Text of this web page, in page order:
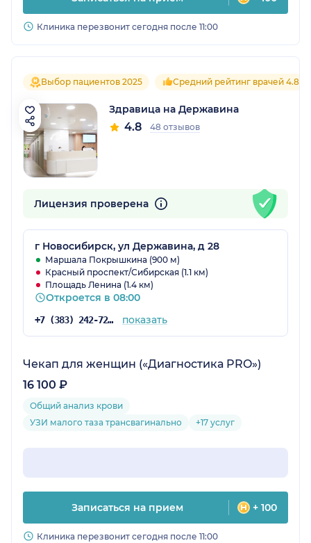
Клиника перезвонит сегодня после 11:00
Выбор пациентов 2025 Средний рейтинг врачей 4.8
Здравица на Державина
4.8 48 отзывов
Лицензия проверена
г Новосибирск, ул Державина, д 28
Маршала Покрышкина (900 м)
Красный проспект/Сибирская (1.1 км)
Площадь Ленина (1.4 км)
Откроется в 08:00
+7 (383) 242-72-53 показать
Чекап для женщин («Диагностика PRO»)
16 100 ₽
Общий анализ крови
УЗИ малого таза трансвагинально
+17 услуг
Записаться на прием + 100
Клиника перезвонит сегодня после 11:00